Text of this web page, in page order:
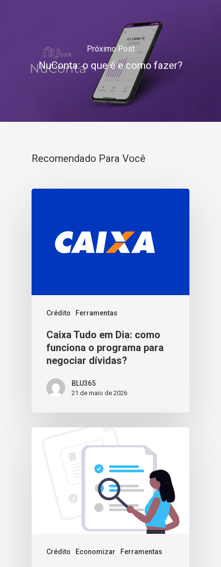
Próximo Post
NuConta: o que é e como fazer?
Recomendado Para Você
Crédito Ferramentas
Caixa Tudo em Dia: como
funciona o programa para
negociar dívidas?
BLU365
21 de maio de 2026
Crédito Economizar Ferramentas